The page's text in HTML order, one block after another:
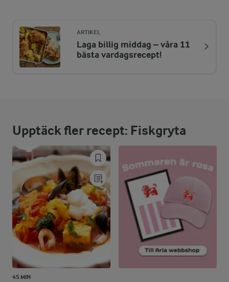
ENERGIDISTRIBUTION %
NÄRINGSVÄRDEN PER PORT
Fett:
39,3 %
22,8 g
Kolhydrater:
26,6 %
33,6 g
ARTIKEL
Laga billig middag – våra 11
bästa vardagsrecept!
Upptäck fler recept: Fiskgryta
45 MIN